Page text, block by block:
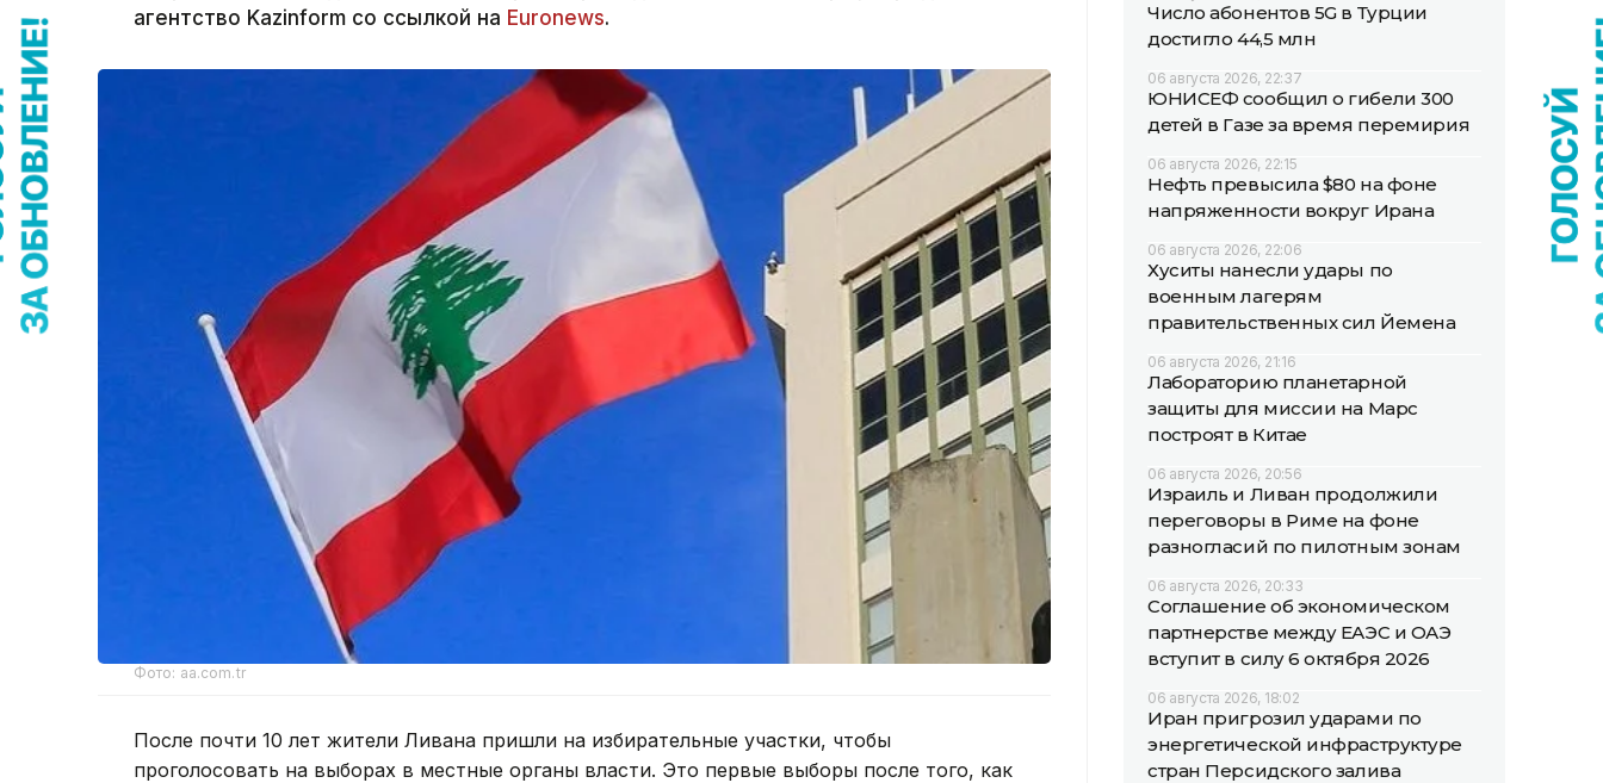
агентство Kazinform со ссылкой на Euronews.
Фото: aa.com.tr
После почти 10 лет жители Ливана пришли на избирательные участки, чтобы
проголосовать на выборах в местные органы власти. Это первые выборы после того, как
Число абонентов 5G в Турции
достигло 44,5 млн
06 августа 2026, 22:37
ЮНИСЕФ сообщил о гибели 300
детей в Газе за время перемирия
06 августа 2026, 22:15
Нефть превысила $80 на фоне
напряженности вокруг Ирана
06 августа 2026, 22:06
Хуситы нанесли удары по
военным лагерям
правительственных сил Йемена
06 августа 2026, 21:16
Лабораторию планетарной
защиты для миссии на Марс
построят в Китае
06 августа 2026, 20:56
Израиль и Ливан продолжили
переговоры в Риме на фоне
разногласий по пилотным зонам
06 августа 2026, 20:33
Соглашение об экономическом
партнерстве между ЕАЭС и ОАЭ
вступит в силу 6 октября 2026
06 августа 2026, 18:02
Иран пригрозил ударами по
энергетической инфраструктуре
стран Персидского залива